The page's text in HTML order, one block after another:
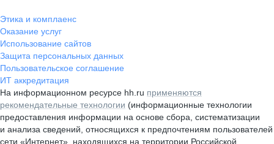
Этика и комплаенс
Оказание услуг
Использование сайтов
Защита персональных данных
Пользовательское соглашение
ИТ аккредитация
На информационном ресурсе hh.ru применяются
рекомендательные технологии (информационные технологии
предоставления информации на основе сбора, систематизации
и анализа сведений, относящихся к предпочтениям пользователей
сети «Интернет», находящихся на территории Российской